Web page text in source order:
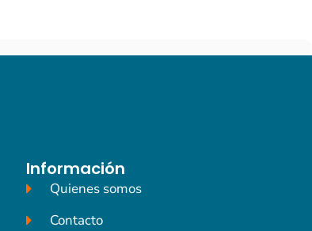
Información
Quienes somos
Contacto